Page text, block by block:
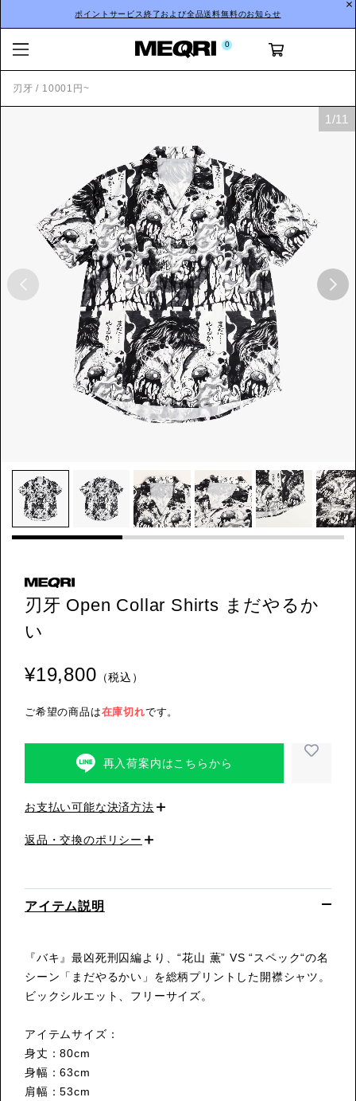
ポイントサービス終了および全品送料無料のお知らせ
0
刃牙 / 10001円~
刃牙 Open Collar Shirts まだやるか
い
¥19,800 （税込）
ご希望の商品は在庫切れです。
再入荷案内はこちらから
お支払い可能な決済方法
返品・交換のポリシー
アイテム説明
『バキ』最凶死刑囚編より、“花山 薫” VS “スペック“の名
シーン「まだやるかい」を総柄プリントした開襟シャツ。
ビックシルエット、フリーサイズ。
アイテムサイズ：
身丈：80cm
身幅：63cm
肩幅：53cm
1 /11